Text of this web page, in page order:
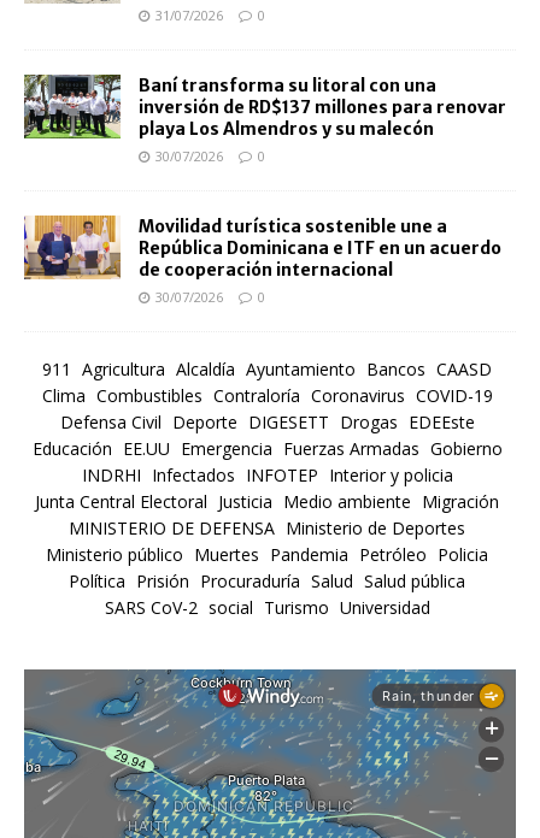
31/07/2026 0
Baní transforma su litoral con una
inversión de RD$137 millones para renovar
playa Los Almendros y su malecón
30/07/2026 0
Movilidad turística sostenible une a
República Dominicana e ITF en un acuerdo
de cooperación internacional
30/07/2026 0
911 Agricultura Alcaldía Ayuntamiento Bancos CAASD
Clima Combustibles Contraloría Coronavirus COVID-19
Defensa Civil Deporte DIGESETT Drogas EDEEste
Educación EE.UU Emergencia Fuerzas Armadas Gobierno
INDRHI Infectados INFOTEP Interior y policia
Junta Central Electoral Justicia Medio ambiente Migración
MINISTERIO DE DEFENSA Ministerio de Deportes
Ministerio público Muertes Pandemia Petróleo Policia
Política Prisión Procuraduría Salud Salud pública
SARS CoV-2 social Turismo Universidad